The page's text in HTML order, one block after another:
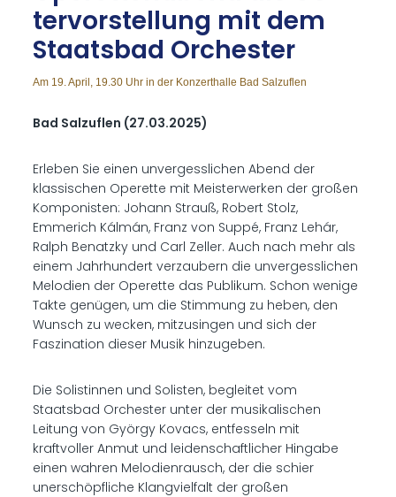
ter­vor­stel­lung mit dem
Staats­bad Or­ches­ter
Am 19. April, 19.30 Uhr in der Konzerthalle Bad Salzuflen
Bad Salzuflen (27.03.2025)
Erleben Sie einen unvergesslichen Abend der
klassischen Operette mit Meisterwerken der großen
Komponisten: Johann Strauß, Robert Stolz,
Emmerich Kálmán, Franz von Suppé, Franz Lehár,
Ralph Benatzky und Carl Zeller. Auch nach mehr als
einem Jahrhundert verzaubern die unvergesslichen
Melodien der Operette das Publikum. Schon wenige
Takte genügen, um die Stimmung zu heben, den
Wunsch zu wecken, mitzusingen und sich der
Faszination dieser Musik hinzugeben.
Die Solistinnen und Solisten, begleitet vom
Staatsbad Orchester unter der musikalischen
Leitung von György Kovacs, entfesseln mit
kraftvoller Anmut und leidenschaftlicher Hingabe
einen wahren Melodienrausch, der die schier
unerschöpfliche Klangvielfalt der großen